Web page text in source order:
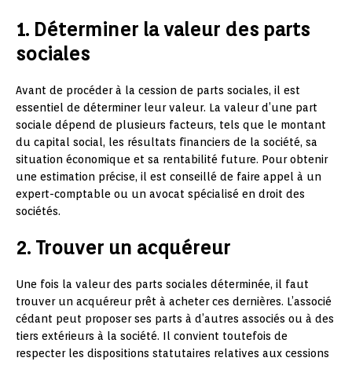
1. Déterminer la valeur des parts
sociales
Avant de procéder à la cession de parts sociales, il est
essentiel de déterminer leur valeur. La valeur d’une part
sociale dépend de plusieurs facteurs, tels que le montant
du capital social, les résultats financiers de la société, sa
situation économique et sa rentabilité future. Pour obtenir
une estimation précise, il est conseillé de faire appel à un
expert-comptable ou un avocat spécialisé en droit des
sociétés.
2. Trouver un acquéreur
Une fois la valeur des parts sociales déterminée, il faut
trouver un acquéreur prêt à acheter ces dernières. L’associé
cédant peut proposer ses parts à d’autres associés ou à des
tiers extérieurs à la société. Il convient toutefois de
respecter les dispositions statutaires relatives aux cessions